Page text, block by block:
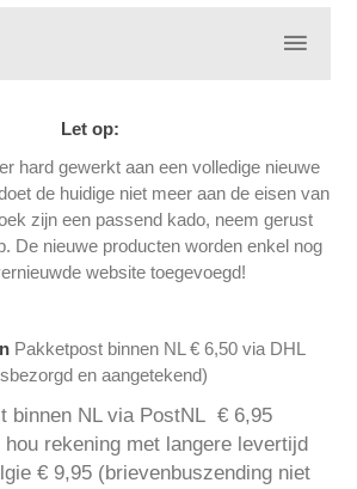
Let op:
hard gewerkt aan een volledige nieuwe
de huidige niet meer aan de eisen van
zijn een passend kado, neem gerust
De nieuwe producten worden enkel nog
website toegevoegd!
Pakketpost binnen NL € 6,50 via DHL
en aangetekend)
binnen NL via PostNL € 6,95
rekening met langere levertijd
€ 9,95 (brievenbuszending niet